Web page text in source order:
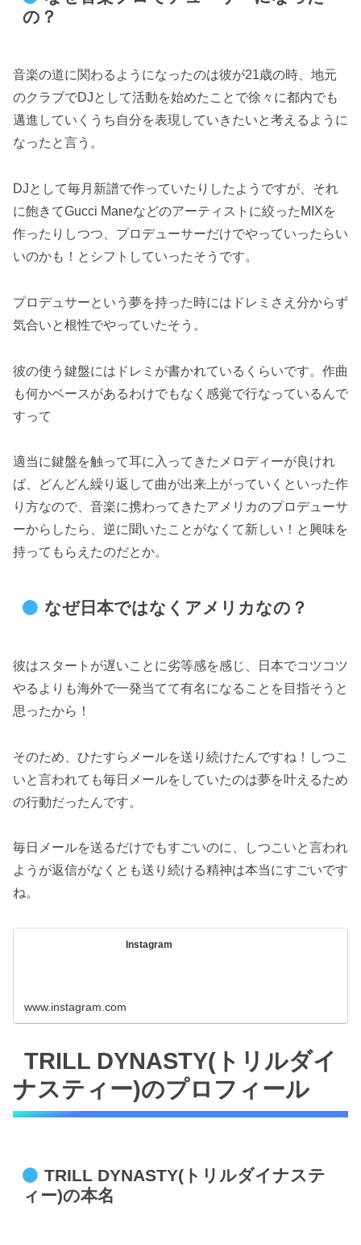
の？
音楽の道に関わるようになったのは彼が21歳の時、地元
のクラブでDJとして活動を始めたことで徐々に都内でも
邁進していくうち自分を表現していきたいと考えるように
なったと言う。
DJとして毎月新譜で作っていたりしたようですが、それ
に飽きてGucci Maneなどのアーティストに絞ったMIXを
作ったりしつつ、プロデューサーだけでやっていったらい
いのかも！とシフトしていったそうです。
プロデュサーという夢を持った時にはドレミさえ分からず
気合いと根性でやっていたそう。
彼の使う鍵盤にはドレミが書かれているくらいです。作曲
も何かベースがあるわけでもなく感覚で行なっているんで
すって
適当に鍵盤を触って耳に入ってきたメロディーが良けれ
ば、どんどん繰り返して曲が出来上がっていくといった作
り方なので、音楽に携わってきたアメリカのプロデューサ
ーからしたら、逆に聞いたことがなくて新しい！と興味を
持ってもらえたのだとか。
なぜ日本ではなくアメリカなの？
彼はスタートが遅いことに劣等感を感じ、日本でコツコツ
やるよりも海外で一発当てて有名になることを目指そうと
思ったから！
そのため、ひたすらメールを送り続けたんですね！しつこ
いと言われても毎日メールをしていたのは夢を叶えるため
の行動だったんです。
毎日メールを送るだけでもすごいのに、しつこいと言われ
ようが返信がなくとも送り続ける精神は本当にすごいです
ね。
Instagram
www.instagram.com
TRILL DYNASTY(トリルダイ
ナスティー)のプロフィール
TRILL DYNASTY(トリルダイナステ
ィー)の本名